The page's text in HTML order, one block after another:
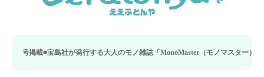
宝島社が発行する大人のモノ雑誌「MonoMaster（モノマスター）」の疲労